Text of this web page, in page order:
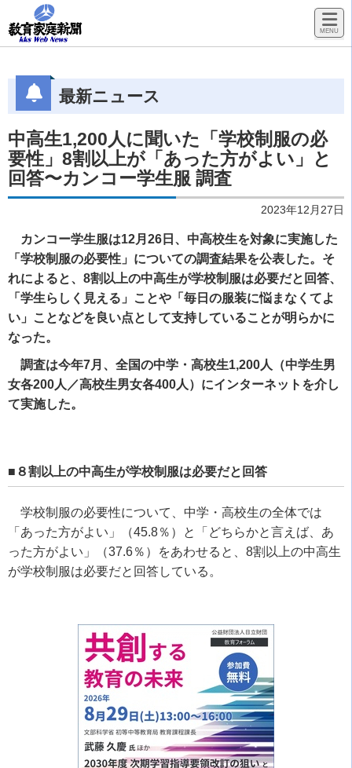
最新ニュース
中高生1,200人に聞いた「学校制服の必
要性」8割以上が「あった方がよい」と
回答〜カンコー学生服 調査
2023年12月27日
カンコー学生服は12月26日、中高校生を対象に実施した
「学校制服の必要性」についての調査結果を公表した。そ
れによると、8割以上の中高生が学校制服は必要だと回答、
「学生らしく見える」ことや「毎日の服装に悩まなくてよ
い」ことなどを良い点として支持していることが明らかに
なった。
調査は今年7月、全国の中学・高校生1,200人（中学生男
女各200人／高校生男女各400人）にインターネットを介し
て実施した。
■８割以上の中高生が学校制服は必要だと回答
学校制服の必要性について、中学・高校生の全体では
「あった方がよい」（45.8％）と「どちらかと言えば、あ
った方がよい」（37.6％）をあわせると、8割以上の中高生
が学校制服は必要だと回答している。